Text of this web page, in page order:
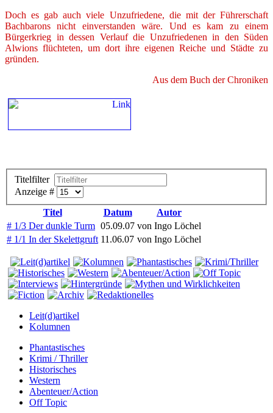
Doch es gab auch viele Unzufriedene, die mit der Führerschaft
Bachbarons nicht einverstanden wäre. Und es kam zu einem
Bürgerkrieg in dessen Verlauf die Unzufriedenen in den Süden
Alwions flüchteten, um dort ihre eigenen Reiche und Städte zu
gründen.
Aus dem Buch der Chroniken
Titelfilter
Anzeige #
Titel
Datum
Autor
# 1/3 Der dunkle Turm 05.09.07 von Ingo Löchel
# 1/1 In der Skelettgruft 11.06.07 von Ingo Löchel
Leit(d)artikel
Kolumnen
Phantastisches
Krimi / Thriller
Historisches
Western
Abenteuer/Action
Off Topic